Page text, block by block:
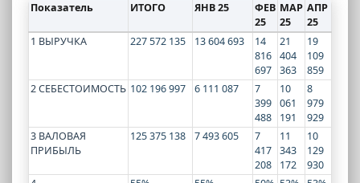
Показатель ИТОГО ЯНВ 25
ФЕВ
25
МАР
25
АПР
25
1 ВЫРУЧКА
227 572 135 13 604 693
14
816
697
21
404
363
19
109
859
2 СЕБЕСТОИМОСТЬ 102 196 997 6 111 087
7
399
488
10
061
191
8
979
929
3 ВАЛОВАЯ
ПРИБЫЛЬ
125 375 138 7 493 605
7
417
208
11
343
172
10
129
930